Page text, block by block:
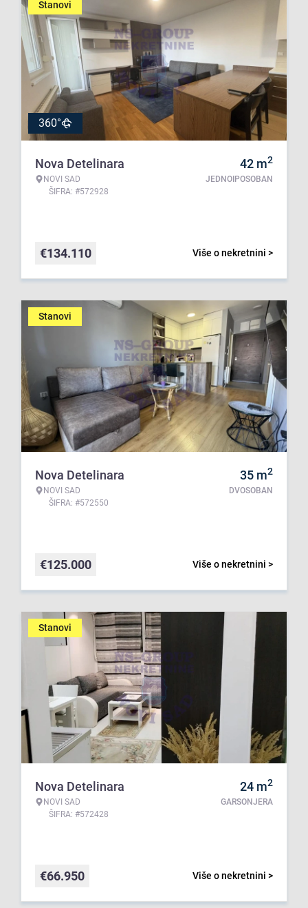
Stanovi
360°
Nova Detelinara
NOVI SAD
ŠIFRA: #572928
42 m2
JEDNOIPOSOBAN
Više o nekretnini >
€134.110
Stanovi
Nova Detelinara
NOVI SAD
ŠIFRA: #572550
35 m2
DVOSOBAN
Više o nekretnini >
€125.000
Stanovi
Nova Detelinara
NOVI SAD
ŠIFRA: #572428
24 m2
GARSONJERA
Više o nekretnini >
€66.950